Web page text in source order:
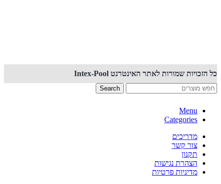
כל הזכויות שמורות לאתר האינטרנט Intex-Pool
Search
Menu
Categories
מדריכים
צור קשר
תקנון
הצהרת נגישות
מדיניות פרטיות